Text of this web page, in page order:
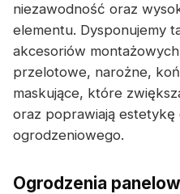
niezawodność oraz
elementu. Dysponujemy
akcesoriów
przelotowe, narożne,
maskujące, które
oraz poprawiają estetykę
ogrodzeniowego.
Ogrodzenia